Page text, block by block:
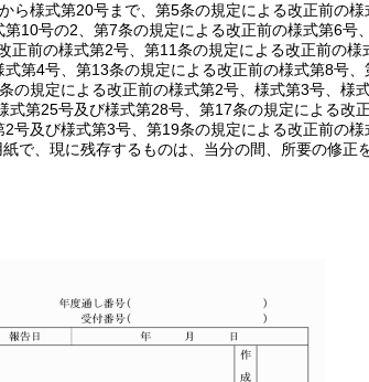
ら様式第20号まで、第5条の規定による改正前の
10号の2、第7条の規定による改正前の様式第6号
正前の様式第2号、第11条の規定による改正前の
第4号、第13条の規定による改正前の様式第8号
の規定による改正前の様式第2号、様式第3号、様
第25号及び様式第28号、第17条の規定による改
号及び様式第3号、第19条の規定による改正前の
で、現に残存するものは、当分の間、所要の修正